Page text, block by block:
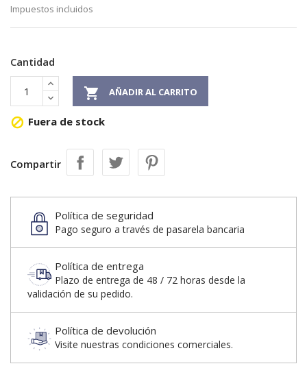
Impuestos incluidos
Cantidad
 AÑADIR AL CARRITO
 Fuera de stock
Compartir
Política de seguridad
Pago seguro a través de pasarela bancaria
Política de entrega
Plazo de entrega de 48 / 72 horas desde la
validación de su pedido.
Política de devolución
Visite nuestras condiciones comerciales.